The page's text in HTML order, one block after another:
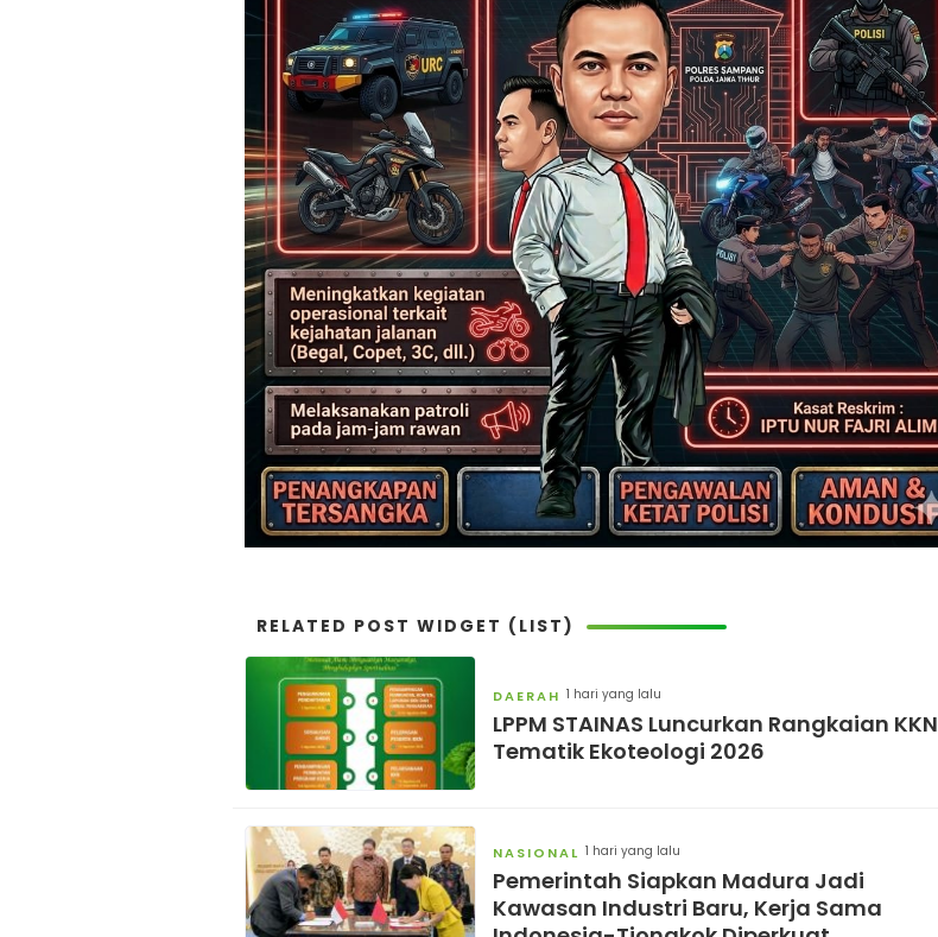
RELATED POST WIDGET (LIST)
DAERAH 1 hari yang lalu
LPPM STAINAS Luncurkan Rangkaian KKN
Tematik Ekoteologi 2026
NASIONAL 1 hari yang lalu
Pemerintah Siapkan Madura Jadi
Kawasan Industri Baru, Kerja Sama